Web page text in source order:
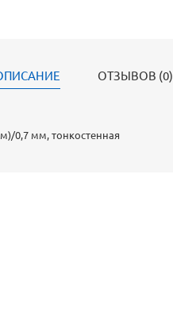
ОТЗЫВОВ (0)
0,7 мм, тонкостенная